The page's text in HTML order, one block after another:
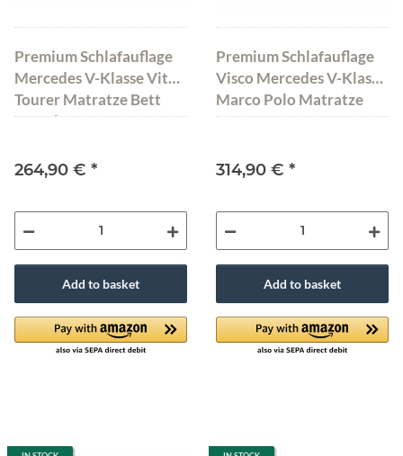
Premium Schlafauflage
Mercedes V-Klasse Vito
Tourer Matratze Bett
Campin 190x142x10 cm
264,90 € *
Add to basket
Premium Schlafauflage
Visco Mercedes V-Klasse
Marco Polo Matratze
200x115x10 cm
314,90 € *
Add to basket